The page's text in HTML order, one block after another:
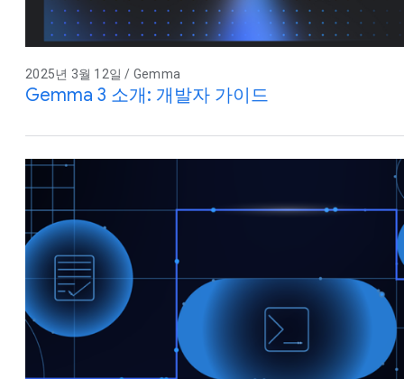
2025년 3월 12일 / Gemma
Gemma 3 소개: 개발자 가이드